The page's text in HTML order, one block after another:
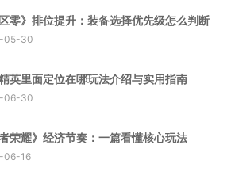
区零》排位提升：装备选择优先级怎么判断
05-30
英里面定位在哪玩法介绍与实用指南
06-30
者荣耀》经济节奏：一篇看懂核心玩法
06-16